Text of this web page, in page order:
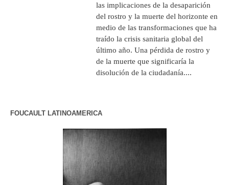
las implicaciones de la desaparición
del rostro y la muerte del horizonte en
medio de las transformaciones que ha
traído la crisis sanitaria global del
último año. Una pérdida de rostro y
de la muerte que significaría la
disolución de la ciudadanía....
FOUCAULT LATINOAMERICA